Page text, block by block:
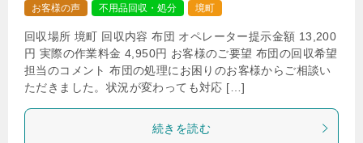
お客様の声 不用品回収・処分 境町
回収場所 境町 回収内容 布団 オペレーター提示金額 13,200
円 実際の作業料金 4,950円 お客様のご要望 布団の回収希望
担当のコメント 布団の処理にお困りのお客様からご相談い
ただきました。状況が変わっても対応 […]
続きを読む